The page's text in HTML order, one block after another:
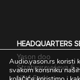
HEADQUARTERS
Yason doo
Stratimirovićeva 6,
Novi Sad
Audio.yason.rs koristi
svakom korisniku